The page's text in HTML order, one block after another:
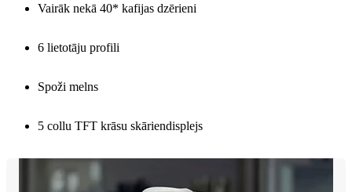
Vairāk nekā 40* kafijas dzērieni
6 lietotāju profili
Spoži melns
5 collu TFT krāsu skāriendisplejs